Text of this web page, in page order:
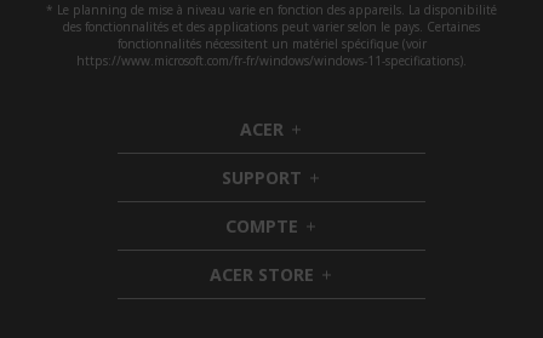
* Le planning de mise à niveau varie en fonction des appareils. La disponibilité
des fonctionnalités et des applications peut varier selon le pays. Certaines
fonctionnalités nécessitent un matériel spécifique (voir
https://www.microsoft.com/fr-fr/windows/windows-11-specifications).
ACER h
i
d
d
e
n
SUPPORT h
i
d
d
e
n
COMPTE h
i
d
d
ACER STORE h
i